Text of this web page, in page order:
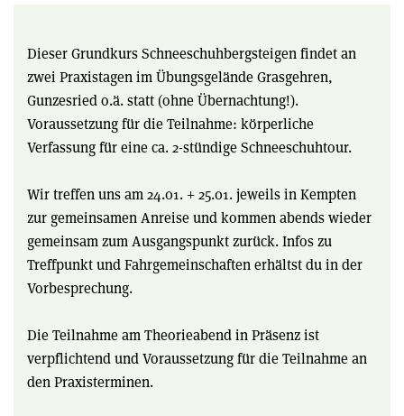
Dieser Grundkurs Schneeschuhbergsteigen findet an
zwei Praxistagen im Übungsgelände Grasgehren,
Gunzesried o.ä. statt (ohne Übernachtung!).
Voraussetzung für die Teilnahme: körperliche
Verfassung für eine ca. 2-stündige Schneeschuhtour.
Wir treffen uns am 24.01. + 25.01. jeweils in Kempten
zur gemeinsamen Anreise und kommen abends wieder
gemeinsam zum Ausgangspunkt zurück. Infos zu
Treffpunkt und Fahrgemeinschaften erhältst du in der
Vorbesprechung.
Die Teilnahme am Theorieabend in Präsenz ist
verpflichtend und Voraussetzung für die Teilnahme an
den Praxisterminen.